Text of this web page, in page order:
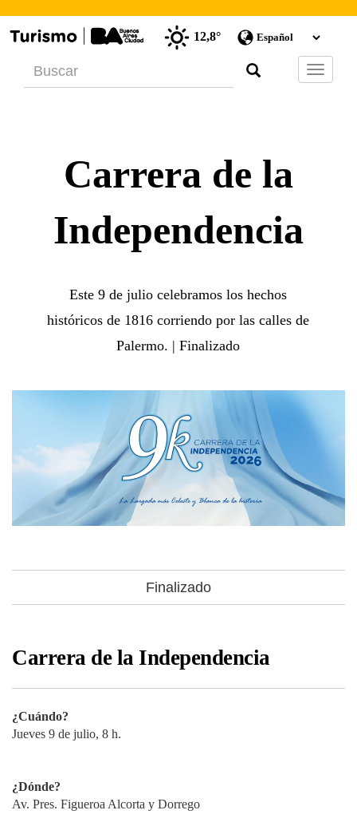
12,8°
Barra
de
Carrera de la
Independencia
Este 9 de julio celebramos los hechos
históricos de 1816 corriendo por las calles de
Palermo. | Finalizado
Finalizado
Carrera de la Independencia
¿Cuándo?
Jueves 9 de julio, 8 h.
¿Dónde?
Av. Pres. Figueroa Alcorta y Dorrego